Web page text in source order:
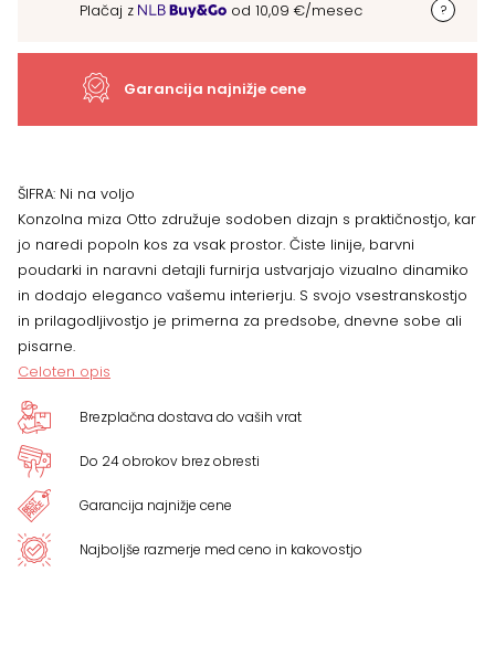
Plačaj z od 10,09 €/mesec
Garancija najnižje cene
ŠIFRA: Ni na voljo
Konzolna miza Otto združuje sodoben dizajn s praktičnostjo, kar
jo naredi popoln kos za vsak prostor. Čiste linije, barvni
poudarki in naravni detajli furnirja ustvarjajo vizualno dinamiko
in dodajo eleganco vašemu interierju. S svojo vsestranskostjo
in prilagodljivostjo je primerna za predsobe, dnevne sobe ali
pisarne.
Celoten opis
Brezplačna dostava do vaših vrat
Do 24 obrokov brez obresti
Garancija najnižje cene
Najboljše razmerje med ceno in kakovostjo